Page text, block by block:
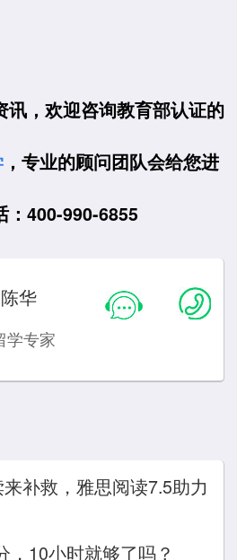
讯，欢迎咨询教育部认证的
，专业的顾问团队会给您进
：400-990-6855
华
学专家
补救，雅思阅读7.5助力
，10小时就够了吗？